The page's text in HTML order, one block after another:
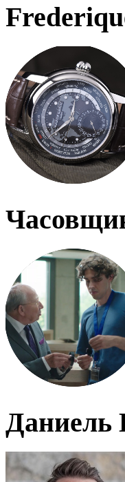
Даниель